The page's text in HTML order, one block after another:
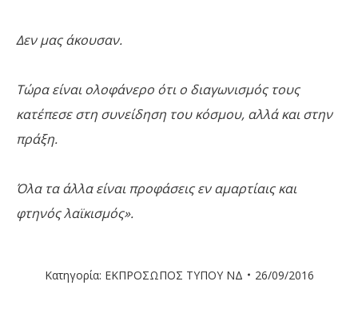
Δεν μας άκουσαν.
Τώρα είναι ολοφάνερο ότι ο διαγωνισμός τους
κατέπεσε στη συνείδηση του κόσμου, αλλά και στην
πράξη.
Όλα τα άλλα είναι προφάσεις εν αμαρτίαις και
φτηνός λαϊκισμός».
Κατηγορία: ΕΚΠΡΟΣΩΠΟΣ ΤΥΠΟΥ ΝΔ 26/09/2016